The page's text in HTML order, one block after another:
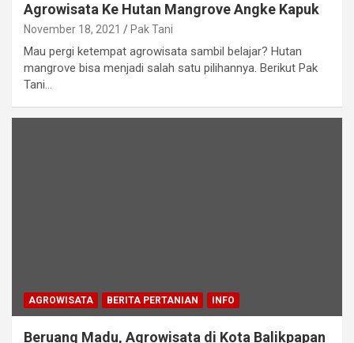
Agrowisata Ke Hutan Mangrove Angke Kapuk
November 18, 2021 Pak Tani
Mau pergi ketempat agrowisata sambil belajar? Hutan
mangrove bisa menjadi salah satu pilihannya. Berikut Pak
Tani…
AGROWISATA BERITA PERTANIAN INFO
Beruang Madu, Agrowisata di Kota Balikpapan